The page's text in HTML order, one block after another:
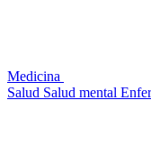
Medicina
Salud Salud mental